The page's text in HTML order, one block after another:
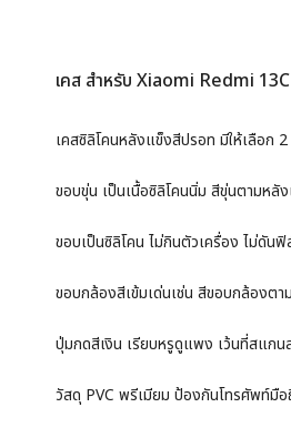
เคส สำหรับ Xiaomi Redmi
เคสซิลิโคนหลังแข็งสีปรอท มีให้เลือก
ขอบขุ่น เป็นเนื้อซิลิโคนนิ่ม สีขุ่นตามหลั
ขอบเป็นซิลิโคน ไม่กินตัวเครื่อง ไม่ดันฟิ
ขอบกล้องสีเข้มเด่นเช่น สีขอบกล้องตา
ปุ่มกดสีเงิน เรียบหรูดูแพง เว้นที่สแกน
วัสดุ PVC พรีเมียม ป้องกันโทรศัพท์มือ